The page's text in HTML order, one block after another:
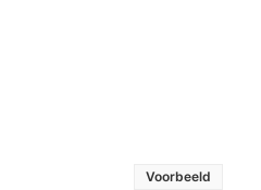
Voorbeeld